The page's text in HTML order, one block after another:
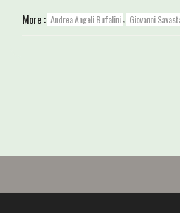
More : Andrea Angeli Bufalini Giovanni